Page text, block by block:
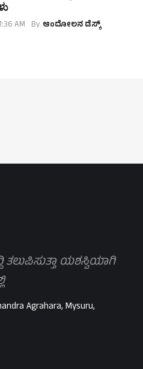
AM By ಆಂದೋಲನ ಡೆಸ್ಕ್
ತಲುಪಿಸುತ್ತಾ ಯಶಸ್ವಿಯಾಗಿ
Agrahara, Mysuru,